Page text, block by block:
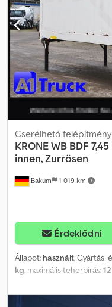
rögzítőcsap -
külső sarkok erősítve A
zsírtalanított,
alapozóval alapozva és
festékkel – RAL7016
vonatkozó információk
előzetes eladás és
Bakum 1 019 km
Cserélhető
KRONEWB BDF
innen, Zurrösen
Érdeklődni
Állapot: használt, Gyártási
kg, maximális teherbírás:
hossza:7 300 mm,